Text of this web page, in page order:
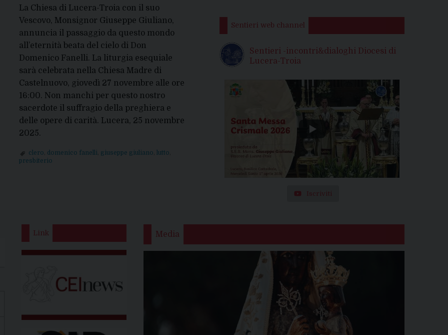
La Chiesa di Lucera-Troia con il suo
Vescovo, Monsignor Giuseppe Giuliano,
annuncia il passaggio da questo mondo
all’eternità beata del cielo di Don
Domenico Fanelli. La liturgia esequiale
sarà celebrata nella Chiesa Madre di
Castelnuovo, giovedì 27 novembre alle ore
16:00. Non manchi per questo nostro
sacerdote il suffragio della preghiera e
delle opere di carità. Lucera, 25 novembre
2025.
clero domenico fanelli, giuseppe giuliano lutto
presbiterio
Sentieri web channel
Sentieri -incontri&dialoghi Diocesi di
Lucera-Troia
Iscriviti
Link Media